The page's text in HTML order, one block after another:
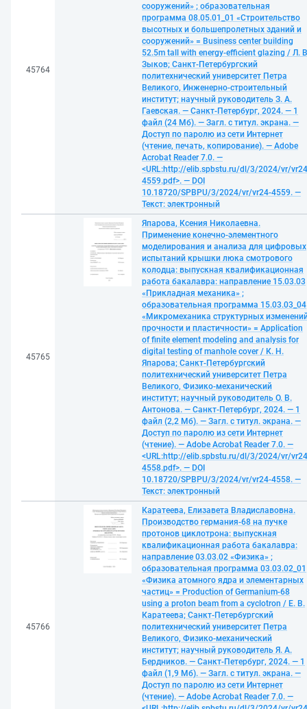
45764
сооружений» ; образовательная
программа 08.05.01_01 «Строительство
высотных и большепролетных зданий и
сооружений» = Business center building
52.5m tall with energy-efficient glazing / Л.
Зыков; Санкт-Петербургский
политехнический университет Петра
Великого, Инженерно-строительный
институт; научный руководитель З. А.
Гаевская. — Санкт-Петербург, 2024. — 1
файл (24 Мб). — Загл. с титул. экрана. —
Доступ по паролю из сети Интернет
(чтение, печать, копирование). — Adobe
Acrobat Reader 7.0. —
<URL:http://elib.spbstu.ru/dl/3/2024/vr/
4559.pdf>. — DOI
10.18720/SPBPU/3/2024/vr/vr24-4559. —
Текст: электронный
45765
Япарова, Ксения Николаевна.
Применение конечно-элементного
моделирования и анализа для цифровых
испытаний крышки люка смотрового
колодца: выпускная квалификационная
работа бакалавра: направление 15.03.03
«Прикладная механика» ;
образовательная программа 15.03.03_04
«Микромеханика структурных
прочности и пластичности» = Application
of finite element modeling and analysis for
digital testing of manhole cover / К. Н.
Япарова; Санкт-Петербургский
политехнический университет Петра
Великого, Физико-механический
институт; научный руководитель О. В.
Антонова. — Санкт-Петербург, 2024. — 1
файл (2,2 Мб). — Загл. с титул. экрана. —
Доступ по паролю из сети Интернет
(чтение). — Adobe Acrobat Reader 7.0. —
<URL:http://elib.spbstu.ru/dl/3/2024/vr/
4558.pdf>. — DOI
10.18720/SPBPU/3/2024/vr/vr24-4558. —
Текст: электронный
45766
Каратеева, Елизавета Владиславовна.
Производство германия-68 на пучке
протонов циклотрона: выпускная
квалификационная работа бакалавра:
направление 03.03.02 «Физика» ;
образовательная программа 03.03.02_01
«Физика атомного ядра и элементарных
частиц» = Production of Germanium-68
using a proton beam from a cyclotron / Е. В.
Каратеева; Санкт-Петербургский
политехнический университет Петра
Великого, Физико-механический
институт; научный руководитель Я. А.
Бердников. — Санкт-Петербург, 2024. — 1
файл (1,9 Мб). — Загл. с титул. экрана. —
Доступ по паролю из сети Интернет
(чтение). — Adobe Acrobat Reader 7.0. —